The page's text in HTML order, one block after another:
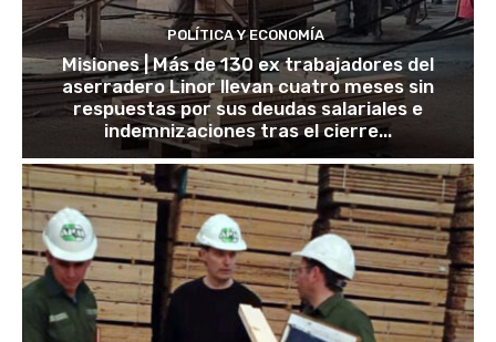
POLÍTICA Y ECONOMÍA
Misiones | Más de 130 ex trabajadores del
aserradero Linor llevan cuatro meses sin
respuestas por sus deudas salariales e
indemnizaciones tras el cierre...